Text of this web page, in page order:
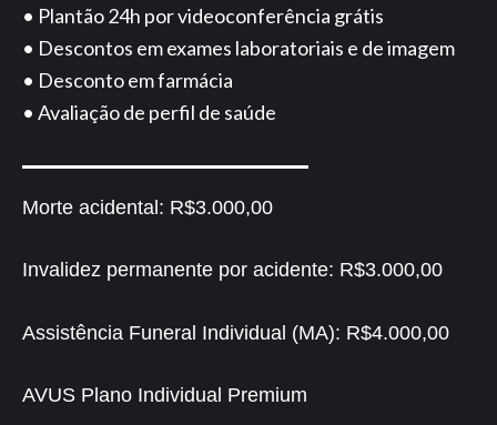
• Plantão 24h por videoconferência grátis
• Descontos em exames laboratoriais e de imagem
• Desconto em farmácia
• Avaliação de perfil de saúde
Morte acidental: R$3.000,00
Invalidez permanente por acidente: R$3.000,00
Assistência Funeral Individual (MA): R$4.000,00
AVUS Plano Individual Premium